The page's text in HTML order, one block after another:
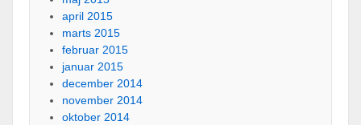
april 2015
marts 2015
februar 2015
januar 2015
december 2014
november 2014
oktober 2014